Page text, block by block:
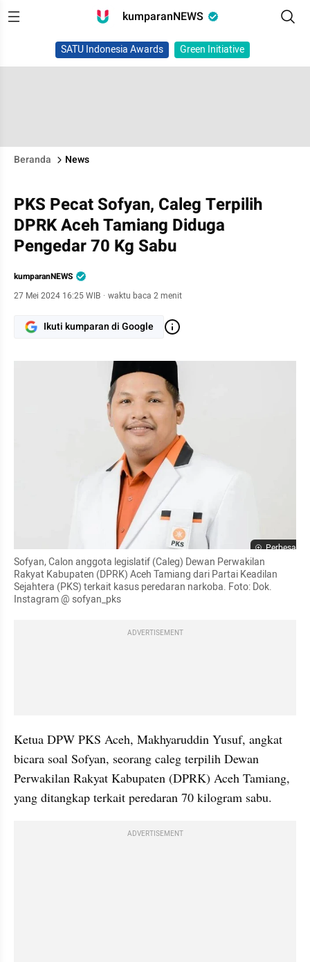
kumparanNEWS
SATU Indonesia Awards Green Initiative
Beranda News
PKS Pecat Sofyan, Caleg Terpilih
DPRK Aceh Tamiang Diduga
Pengedar 70 Kg Sabu
kumparanNEWS
27 Mei 2024 16:25 WIB · waktu baca 2 menit
Ikuti kumparan di Google
Perbesar
Sofyan, Calon anggota legislatif (Caleg) Dewan Perwakilan
Rakyat Kabupaten (DPRK) Aceh Tamiang dari Partai Keadilan
Sejahtera (PKS) terkait kasus peredaran narkoba. Foto: Dok.
Instagram @ sofyan_pks
ADVERTISEMENT
Ketua DPW PKS Aceh, Makhyaruddin Yusuf, angkat
bicara soal Sofyan, seorang caleg terpilih Dewan
Perwakilan Rakyat Kabupaten (DPRK) Aceh Tamiang,
yang ditangkap terkait peredaran 70 kilogram sabu.
ADVERTISEMENT